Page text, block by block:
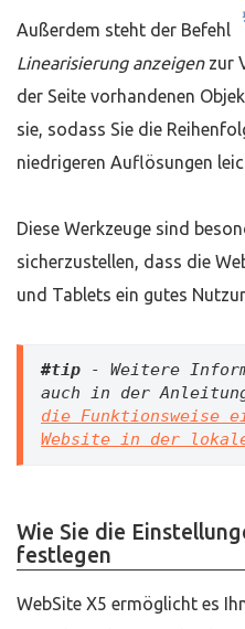
Außerdem steht der Befehl
Linearisierung anzeigenzur
der Seite vorhandenen
sie, sodass Sie die
niedrigeren Auflösungen
Diese Werkzeuge sind
sicherzustellen, dass die
und Tablets ein gutes
#tip
- Weitere
auch in der
die Funktionsweise
Website in der
Wie Sie die
festlegen
WebSite X5 ermöglicht es